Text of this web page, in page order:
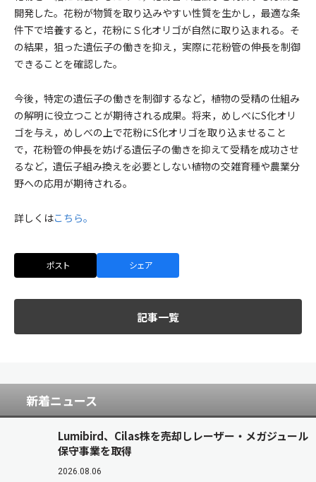
開発した。花粉が物質を取り込みやすい性質を生かし，最適な条
件下で培養すると，花粉にＳ化オリゴが自然に取り込まれる。そ
の結果，狙った遺伝子の働きを抑え，実際に花粉管の伸長を制御
できることを確認した。
今後，特定の遺伝子の働きを制御するなど，植物の受精の仕組み
の解明に役立つことが期待される成果。将来，めしべにS化オリ
ゴを与え，めしべの上で花粉にS化オリゴを取り込ませること
で，花粉管の伸長を妨げる遺伝子の働きを抑えて受精を成功させ
るなど，遺伝子組み換えを必要としない植物の交雑育種や農業分
野への応用が期待される。
詳しくはこちら。
ポスト シェア
記事一覧
新着ニュース
Lumibird、Cilas株を売却しレーザー・メガジュール
保守事業を取得
2026.08.06